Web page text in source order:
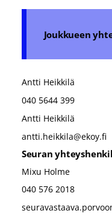
Joukkueen
Antti Heikkilä
040 5644 399
Antti Heikkilä
antti.heikkila@ekoy.fi
Seuran
Mixu Holme
040 576 2018